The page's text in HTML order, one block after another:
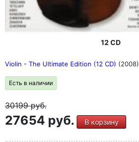
12 CD
Violin - The Ultimate Edition (12 CD) (2008)
Есть в наличии
30199руб.
27654 руб. В корзину